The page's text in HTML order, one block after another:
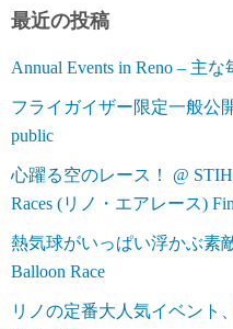
ー
最近の投稿
Annual Events in Reno – 主
フライガイザー限定一般公
public
心躍る空のレース！ @
Races (リノ・エアレース)
熱気球がいっぱい浮かぶ素
Balloon Race
リノの定番大人気イベント